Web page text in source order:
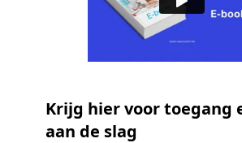
Krijg hier voor toegang
aan de slag